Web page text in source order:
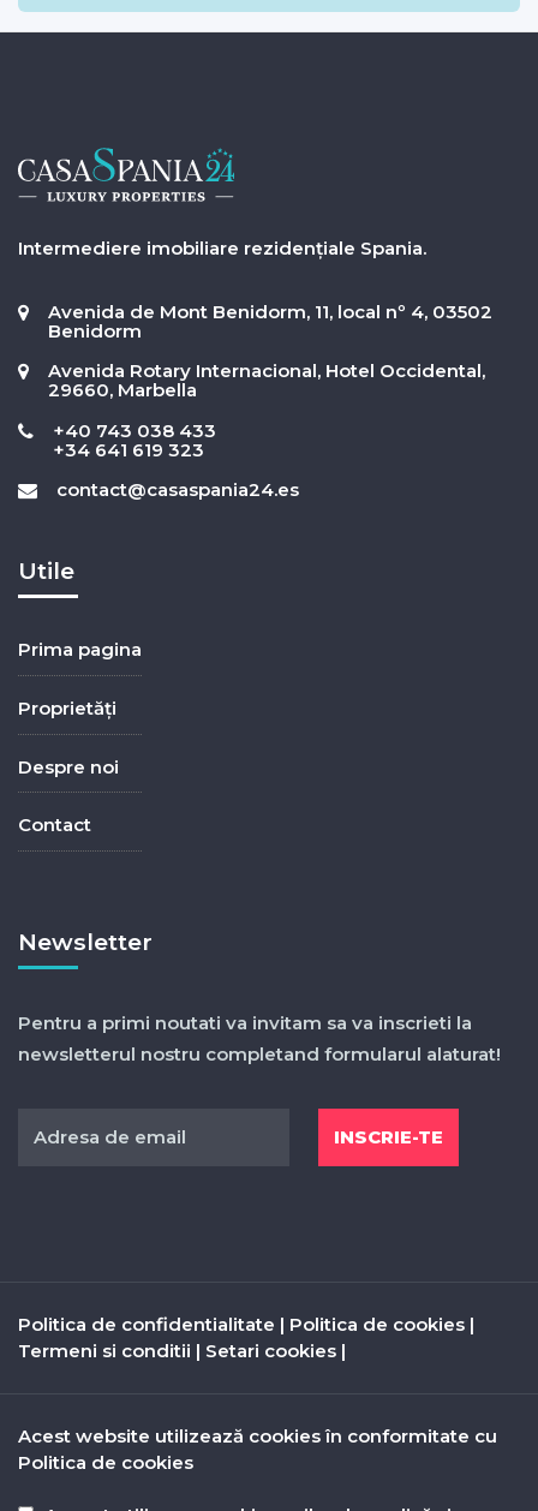
Intermediere imobiliare rezidențiale Spania.
Avenida de Mont Benidorm, 11, local nº 4, 03502
Benidorm
Avenida Rotary Internacional, Hotel Occidental,
29660, Marbella
+40 743 038 433
+34 641 619 323
contact@casaspania24.es
Utile
Prima pagina
Proprietăți
Despre noi
Contact
Newsletter
Pentru a primi noutati va invitam sa va inscrieti la
newsletterul nostru completand formularul alaturat!
Politica de confidentialitate | Politica de cookies |
Termeni si conditii | Setari cookies |
Acest website utilizează cookies în conformitate cu
Politica de cookies